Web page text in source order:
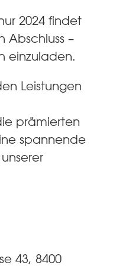
2024 findet
Abschluss –
einzuladen.
Leistungen
prämierten
spannende
43, 8400